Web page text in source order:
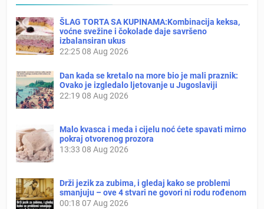
ŠLAG TORTA SA KUPINAMA:Kombinacija keksa,
voćne svežine i čokolade daje savršeno
izbalansiran ukus
22:2508 Aug 2026
Dan kada se kretalo na more bio je mali praznik:
Ovako je izgledalo ljetovanje u Jugoslaviji
22:19 08 Aug 2026
Malo kvasca i meda i cijelu noć ćete spavati mirno
pokraj otvorenog prozora
13:33 08 Aug 2026
Drži jezik za zubima, i gledaj kako se problemi
smanjuju – ove 4 stvari ne govori ni rodu rođenom
00:18 07 Aug 2026